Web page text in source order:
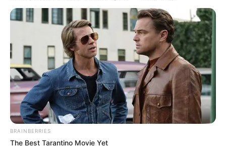
BRAINBERRIES
The Best Tarantino Movie Yet